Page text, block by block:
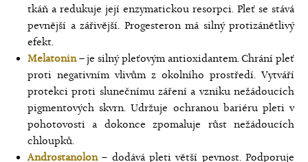
tkáň a redukuje její enzymatickou resorpci. Pleť se stává
pevnější a zářivější. Progesteron má silný protizánětlivý
efekt.
Melatonin – je silný pleťovým antioxidantem. Chrání pleť
proti negativním vlivům z okolního prostředí. Vytváří
protekci proti slunečnímu záření a vzniku nežádoucích
pigmentových skvrn. Udržuje ochranou bariéru pleti v
pohotovosti a dokonce zpomaluje růst nežádoucích
chloupků.
Androstanolon– dodává pleti větší pevnost. Podporuje